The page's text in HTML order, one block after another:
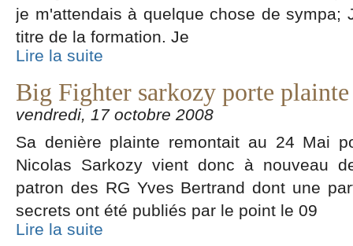
je m'attendais à quelque chose de sympa;
titre de la formation. Je
Lire la suite
Big Fighter sarkozy porte
vendredi, 17 octobre 2008
Sa denière plainte remontait au 24 Mai
Nicolas Sarkozy vient donc à nouveau
patron des RG Yves Bertrand dont une
secrets ont été publiés par le point le 09
Lire la suite